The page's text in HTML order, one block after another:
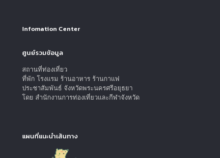
Infomation Center
ศูนย์รวมข้อมูล
สถานที่ท่องเที่ยว
ที่พัก โรงแรม ร้านอาหาร ร้านกาแฟ
ประชาสัมพันธ์ จังหวัดพระนครศรีอยุธยา
โดย สำนักงานการท่องเที่ยวและกีฬาจังหวัด
แผนที่แนะนำเส้นทาง